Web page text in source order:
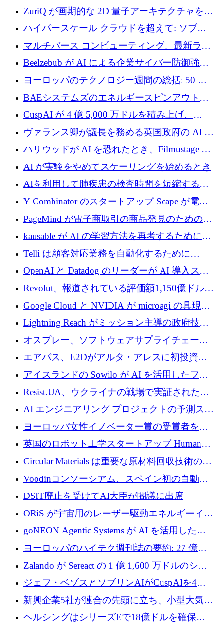
規模拡大に向けて 400 万ポンド以上を確保
ZuriQ が画期的な 2D 量子アーキテクチャを拡
張するために 2,550 万ドルを調達
ハイパースケール クラウドを超えて: ソブリ
ン コンピューティングに対する DFINITY の
ビジョン
マルチバース コンピューティング、最新ラウ
ンドで最大 5 億 7,000 万ドルを目標
Beelzebub が AI による企業サイバー防御強化
のために 300 万ユーロを調達
ヨーロッパのテクノロジー週間の総括: 50 以
上の取引に 10 億ユーロ以上を投資
BAEシステムズのエネルギースピンアウト原
子力タービンが1500万ポンドの資金調達でス
テルスから浮上
CuspAI が 4 億 5,000 万ドルを積み上げ、
Resist.UA が 5,000 万ユーロの基金を立ち上
げ、DSIT が廃止される
ヴァランス卿が議長を務める英国政府の AI タ
スクフォースが発足
ハリウッドが AI を恐れたとき、Filmustage は
代わりにプリプロダクションに賭けました
AI が実験をやめてスケーリングを始めるとき
AIを利用して肺疾患の検査時間を短縮する英
国のヘルステック挑戦者が1900万ドルを獲得
Y Combinator のスタートアップ Scape が電子
メールを再考するために 320 万ドルを調達し
てステルスから浮上
PageMind が電子商取引の商品発見のための
AI を拡張するために 120 万ユーロを調達
kausable が AI の学習方法を再考するために
1,200 万ユーロを調達
Telli は顧客対応業務を自動化するために
1,500 万ドルのシードを確保
OpenAI と Datadog のリーダーが AI 導入スタ
ートアップ Arrakis を支援
Revolut、報道されている評価額1,150億ドルで
の新たな二次株式売却を確認
Google Cloud と NVIDIA が microagi の具現化
された AI の野望を推進
Lightning Reach がミッション主導の政府技術
グループとしてポートフォリオを拡大し ETG
に買収
オスプレー、ソフトウェアサプライチェーン
攻撃を阻止するために265万ドルを確保
エアバス、E2Dがアルタ・アレスに初投資、
欧州防衛技術ファンドに5億ユーロを拠出
アイスランドの Sowilo が AI を活用したファ
ッション製品インテリジェンス プラットフォ
ームを拡大するためにプレシードを調達
Resist.UA、ウクライナの戦場で実証された防
衛技術を拡大するために5,000万ユーロの欧州
基金を立ち上げる
AI エンジニアリング プロジェクトの予測スタ
ートアップ Cascade が a16z アクセラレータか
らの支援を獲得
ヨーロッパ女性イノベーター賞の受賞者を紹
介します
英国のロボット工学スタートアップ Humanoid
がシリーズ A 1 億 5,200 万ドルで評価額 13 億
5,000 万ドルに到達
Circular Materials は重要な原材料回収技術の拡
張に 1,180 万ユーロを確保
Voodinコンソーシアム、スペイン初の自動木
製ブレード工場の建設にEU補助金4,800万ユ
ーロを確保
DSIT廃止を受けてAI大臣が閣議に出席
ORiS が宇宙用のレーザー駆動エネルギーイン
フラの構築に 500 万ユーロを調達
goNEON Agentic Systems が AI を活用したイ
ンフラ計画を加速するために 16 万ユーロを確
ヨーロッパのハイテク週刊誌の要約: 27 億ユ
ーロを超える 60 以上のハイテク資金調達取引
Zalando が Sereact の 1 億 1,600 万ドルのシリ
ーズ B に参加し、AI を活用した倉庫自動化を
ジェフ・ベゾスとソブリンAIがCuspAIを4億
5,000万ドルの資金調達で支援
新興企業5社が連合の先頭に立ち、小型大気質
センサーをEUのクリーンエア政策の中心に据
ヘルシングはシリーズEで18億ドルを確保、